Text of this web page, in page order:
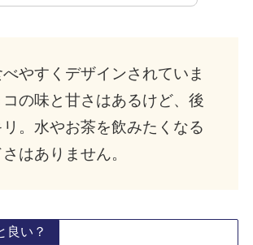
やすくデザインされていま
の味と甘さはあるけど、後
。水やお茶を飲みたくなる
はありません。
良い？